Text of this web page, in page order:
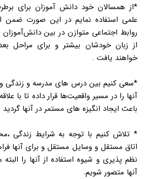
*از همسالان خود دانش آموزان برای
علمی استفاده نمایم در این صورت ضمن
روابط اجتماعی متوازن در بین
از زبان خودشان بیشتر و برای مراحل
خواهند یافت .
*سعی کنیم بین درس های مدرسه و زندگی
آنها را در مسیر واقعیت‌ها قرار داده تا با
باعث ایجاد انگیزه های مستمر در آنها گردید
* تلاش کنیم با توجه به شرایط زندگی
اتاق مستقل و وسایل مستقل و برای آنها
نظم پذیری و شیوه استفاده از آنها را
آنها متصور شویم.